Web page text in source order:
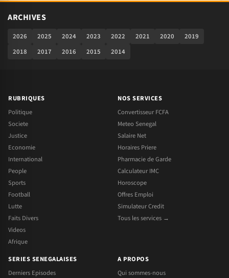
ARCHIVES
2026 2025 2024 2023 2022 2021 2020
2019
2018
2017 2016 2015 2014
RUBRIQUES
Politique
Societe
Justice
Economie
International
People
Sports
Football
Lutte
Faits Divers
Videos
Afrique
NOS SERVICES
Convertisseur FCFA
Meteo Senegal
Salaire Net
Horaires Priere
Pharmacie de Garde
Calculateur IMC
Horoscope
Offres Emploi
Simulateur Credit
Tous les services →
SERIES SENEGALAISES
Derniers Episodes
A PROPOS
Qui sommes-nous